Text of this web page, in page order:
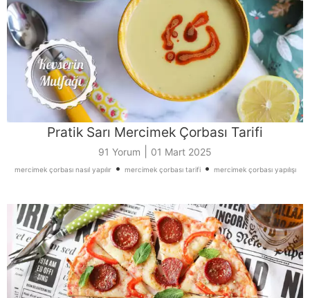
Pratik Sarı Mercimek Çorbası Tarifi
91 Yorum 01 Mart 2025
mercimek çorbası nasıl yapılır• mercimek çorbası tarifi• mercimek çorbası yapılışı